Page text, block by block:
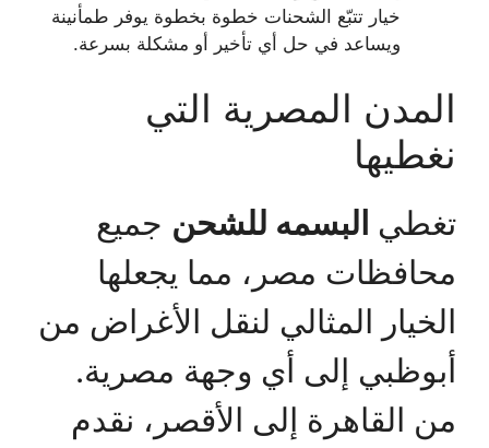
خيار تتبّع الشحنات خطوة بخطوة يوفر طمأنينة
ويساعد في حل أي تأخير أو مشكلة بسرعة.
المدن المصرية التي
نغطيها
تغطي البسمه للشحن جميع
محافظات مصر، مما يجعلها
الخيار المثالي لنقل الأغراض من
أبوظبي إلى أي وجهة مصرية.
من القاهرة إلى الأقصر، نقدم